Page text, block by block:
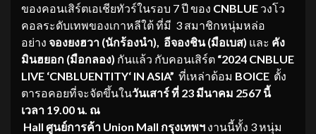
ของคอนเสิร์ตเอเชียทัวร์ในรอบ 7 ปี ของ CNBLUE วงโว
คอลระดับเทพของเกาหลีใต้ ที่มี 3 สมาชิกหนุ่มหล่อ
อย่าง จองยงฮวา (นักร้องนำ), อีจองชิน (มือเบส) และ คัง
มินฮยอก (มือกลอง) กันแล้ว กับคอนเสิร์ต “2024 CNBLUE
LIVE ‘CNBLUENTITY‘ IN ASIA” ที่เหล่าด้อม BOICE ตั้ง
ตารอคอยที่จะจัดขึ้นในวันเสาร์ ที่ 23 มีนาคม 2567 นี้
เวลา 19.00 น. ณ
Hall ศูนย์การค้า Union Mall กรุงเทพฯ งานนี้ทั้ง 3 หนุ่ม